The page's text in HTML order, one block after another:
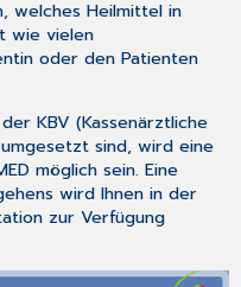
welches Heilmittel in
wie vielen
oder den Patienten
KBV (Kassenärztliche
sind, wird eine
möglich sein. Eine
wird Ihnen in der
zur Verfügung